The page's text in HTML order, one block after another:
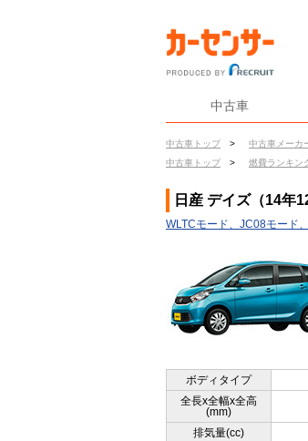
中古車
中古車トップ > 中古車メーカ
中古車トップ
> 燃費ランキン
日産 デイズ（14年
WLTCモード、JC08モード
ボディタイプ
全長x全幅x全高
(mm)
排気量(cc)